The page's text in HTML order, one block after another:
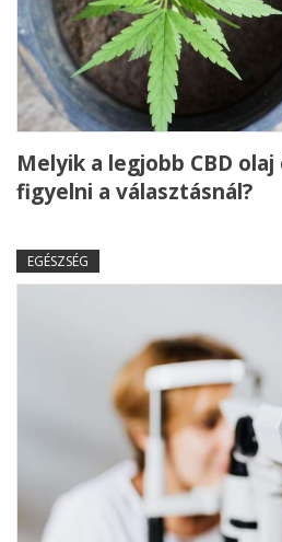
Melyik a legjobb CBD
figyelni a választásnál?
EGÉSZSÉG